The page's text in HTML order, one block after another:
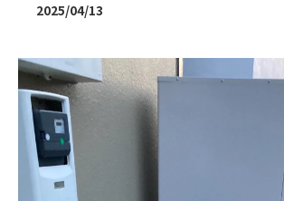
2025/04/13